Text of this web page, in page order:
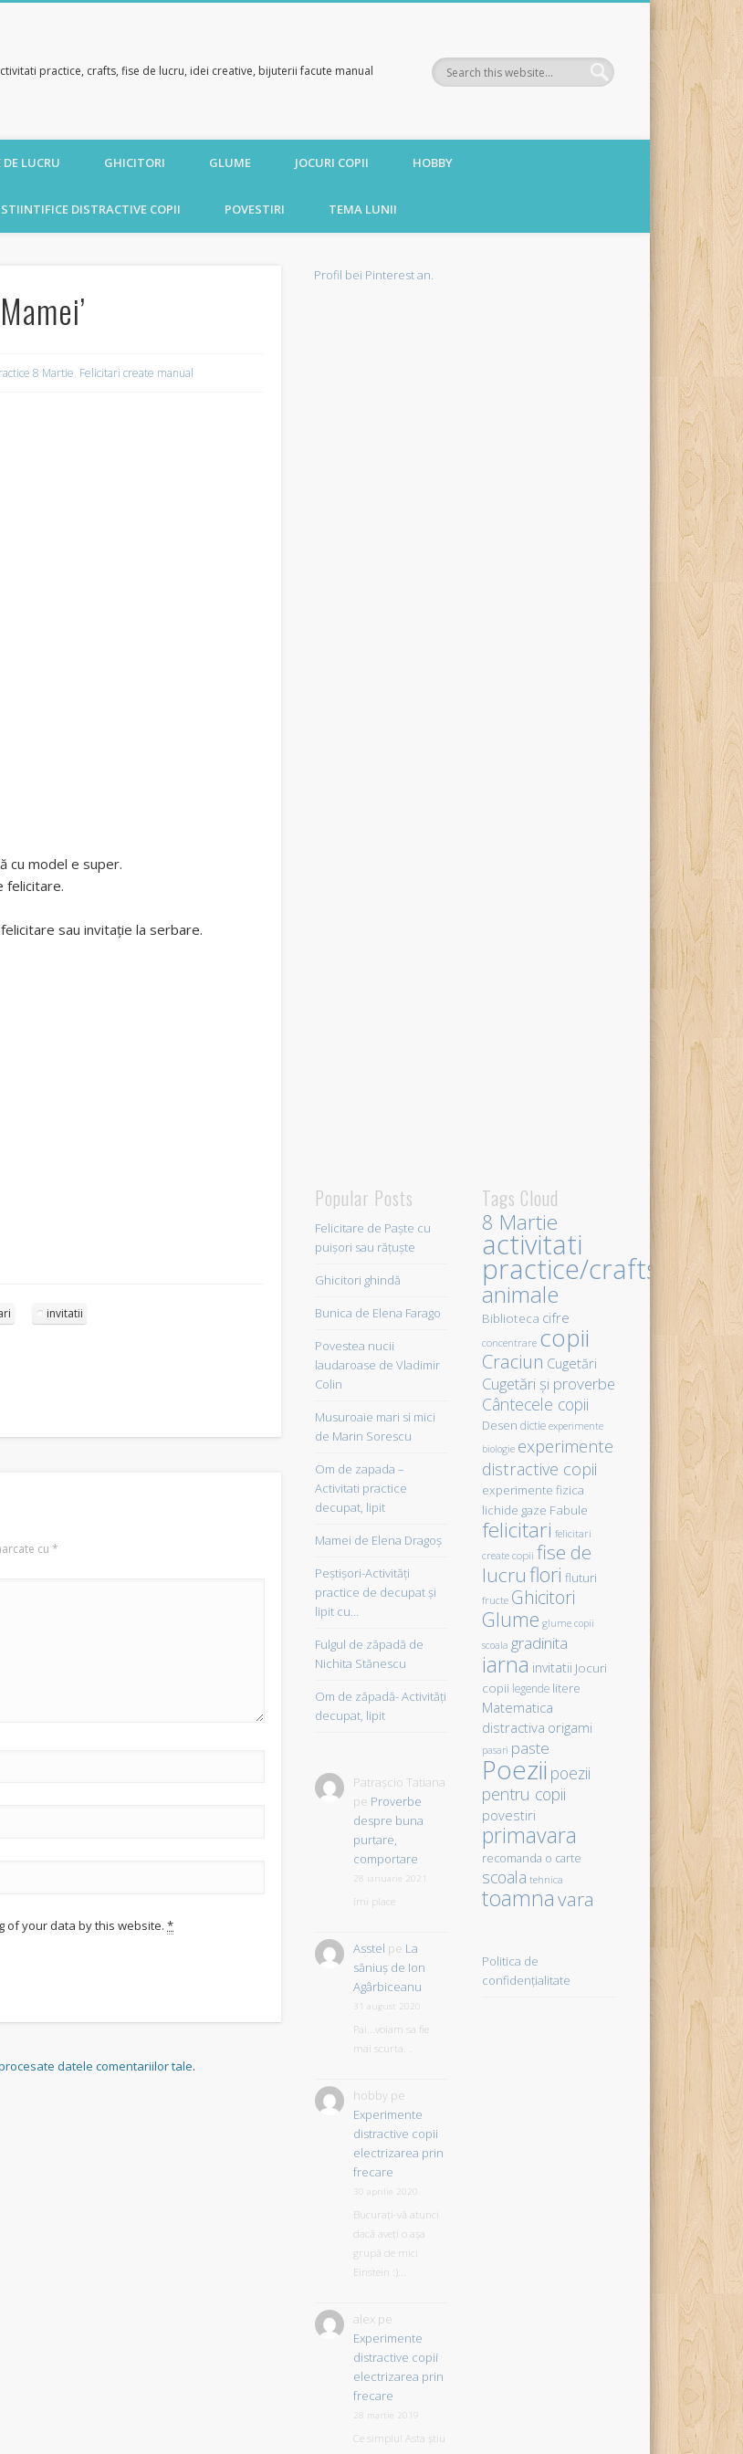
practice, crafts, fise de lucru, idei creative, bijuterii facute manual
DE LUCRU GHICITORI GLUME JOCURI COPII HOBBY
DISTRACTIVE COPII POVESTIRI TEMA LUNII
8 Martie, Felicitari create manual
cu model e super.
felicitare.
sau invitație la serbare.
invitatii
cu*
of your data by this website.*
datele comentariilor tale.
Profil bei Pinterest an.
Popular Posts
Felicitare de Paște cu
puișori sau rățuște
Ghicitori ghindă
Bunica de Elena Farago
Povestea nucii
laudaroase de Vladimir
Colin
Musuroaie mari si mici
de Marin Sorescu
Om de zapada –
Activitati practice
decupat, lipit
Mamei de Elena Dragoş
Peştişori-Activităţi
practice de decupat şi
lipit cu…
Fulgul de zăpadă de
Nichita Stănescu
Om de zăpadă- Activităţi
decupat, lipit
Patrașcio Tatiana
pe Proverbe
despre buna
purtare,
comportare
28 ianuarie 2021
îmi place
Asstel pe La
săniuş de Ion
Agârbiceanu
31 august 2020
Pai...voiam sa fie
mai scurta. .
hobbype
Experimente
distractive copii
electrizarea prin
frecare
30 aprilie 2020
Bucurați-vă atunci
dacă aveți o așa
grupă de mici
Einstein :)...
alexpe
Experimente
distractive copii
electrizarea prin
frecare
28 martie 2019
Ce simplu! Asta știu
Tags Cloud
8 Martie
activitati
practice/crafts
animale
Biblioteca cifre
concentrare copii
Craciun Cugetări
Cugetări şi proverbe
Cântecele copii
Desen dictie experimente
biologie experimente
distractive copii
experimente fizica
lichide gaze Fabule
felicitari felicitari
create copii fise de
lucruflori fluturi
fructe Ghicitori
Glume glume copii
scoala gradinita
iarna invitatii Jocuri
copii legende litere
Matematica
distractiva origami
pasari paste
Poezii poezii
pentru copii
povestiri
primavara
recomanda o carte
scoala tehnica
toamnavara
Politica de
confidențialitate